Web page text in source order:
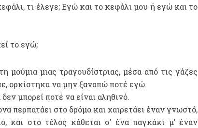
τι έλεγε; Εγώ και το κεφάλι μου ή εγώ και το
το εγώ;
μούμια μιας τραγουδίστριας, μέσα από τις γάζες
ορκίστηκα να μην ξαναπώ ποτέ εγώ.
μπορεί ποτέ να είναι αληθινό.
περπατάει στο δρόμο και χαιρετάει έναν γνωστό,
και στο τέλος κάθεται σ’ ένα παγκάκι μ’ έναν